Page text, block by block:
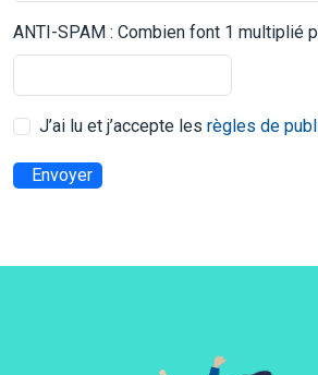
ANTI-SPAM : Combien font 1 multiplié
J’ai lu et j’accepte les règles de
Envoyer